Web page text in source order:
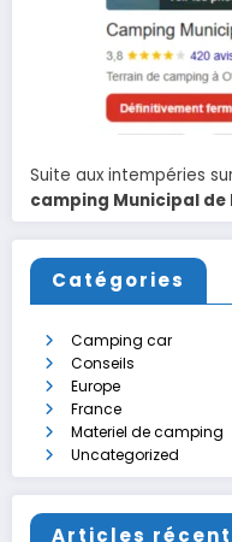
Suite aux intempéries
camping Municipal
Catégories
Camping car
Conseils
Europe
France
Materiel de camping
Uncategorized
Articles